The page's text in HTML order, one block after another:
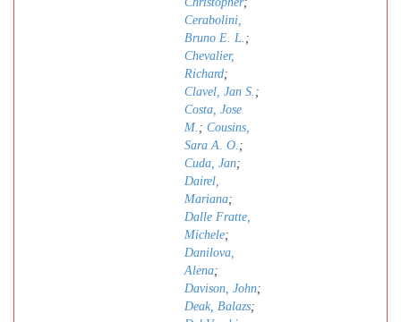
Cerabolini,
Bruno E. L. ;
Chevalier,
Richard;
Clavel, Jan S. ;
Costa, Jose
M. ; Cousins,
Sara A. O. ;
Cuda, Jan;
Dairel,
Mariana;
Dalle Fratte,
Michele;
Danilova,
Alena;
Davison, John;
Deak, Balazs;